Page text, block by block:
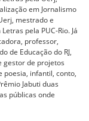
em Jornalismo
mestrado e
pela PUC-Rio. Já
professor,
de Educação do RJ,
gestor de projetos
poesia, infantil, conto,
Jabuti duas
públicas onde